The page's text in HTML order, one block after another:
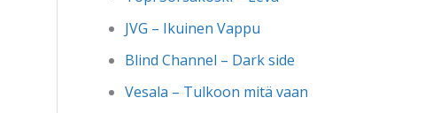
JVG – Ikuinen Vappu
Blind Channel – Dark side
Vesala – Tulkoon mitä vaan